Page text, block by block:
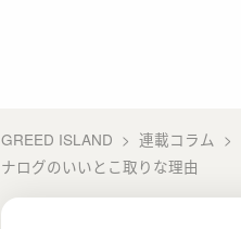
GREED ISLAND 連載コラム
ナログのいいとこ取りな理由